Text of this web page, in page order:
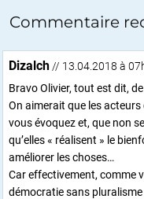
Commentaire
Dizalch // 13.04.2018 à
Bravo Olivier, tout est dit,
On aimerait que les
vous évoquez et, que non
qu’elles « réalisent » le
améliorer les choses…
Car effectivement, comme
démocratie sans pluralisme